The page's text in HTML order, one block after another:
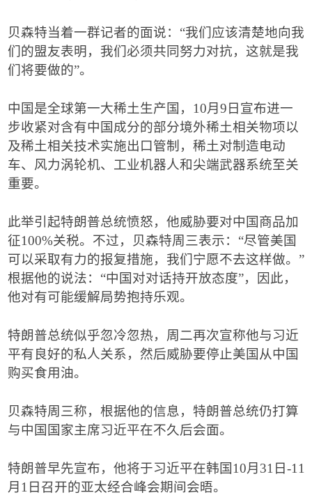
贝森特当着一群记者的面说： “我们应该清楚地向我
们的盟友表明，我们必须共同努力对抗，这就是我
们将要做的”。
中国是全球第一大稀土生产国， 10月 9日宣布进一
步收紧对含有中国成分的部分境外稀土相关物项以
及稀土相关技术实施出口管制，稀土对制造电动
车、风力涡轮机、工业机器人和尖端武器系统至关
重要。
此举引起特朗普总统愤怒，他威胁要对中国商品加
征100%关税。不过，贝森特周三表示： “尽管美国
可以采取有力的报复措施，我们宁愿不去这样做。 ”
根据他的说法： “中国对对话持开放态度”，因此，
他对有可能缓解局势抱持乐观。
特朗普总统似乎忽冷忽热，周二再次宣称他与习近
平有良好的私人关系，然后威胁要停止美国从中国
购买食用油。
贝森特周三称，根据他的信息，特朗普总统仍打算
与中国国家主席习近平在不久后会面。
特朗普早先宣布，他将于习近平在韩国10月 31 日-11
月 1 日召开的亚太经合峰会期间会晤。